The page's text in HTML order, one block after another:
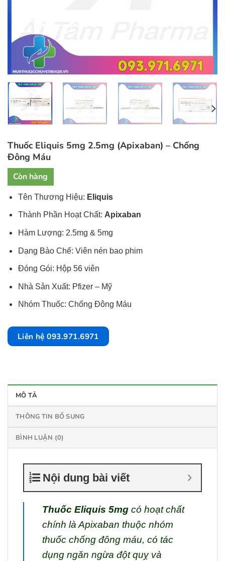
Thuốc Eliquis 5mg 2.5mg (Apixaban) – Chống
Đông Máu
Còn hàng
Tên Thương Hiệu: Eliquis
Thành Phần Hoạt Chất: Apixaban
Hàm Lượng: 2.5mg & 5mg
Dạng Bào Chế: Viên nén bao phim
Đóng Gói: Hộp 56 viên
Nhà Sản Xuất: Pfizer – Mỹ
Nhóm Thuốc: Chống Đông Máu
Liên hệ 093.971.6971
MÔ TẢ
THÔNG TIN BỔ SUNG
BÌNH LUẬN (0)
Nội dung bài viết
Thuốc Eliquis 5mg có hoạt chất
chính là Apixaban thuộc nhóm
thuốc chống đông máu, có tác
dụng ngăn ngừa đột quỵ và